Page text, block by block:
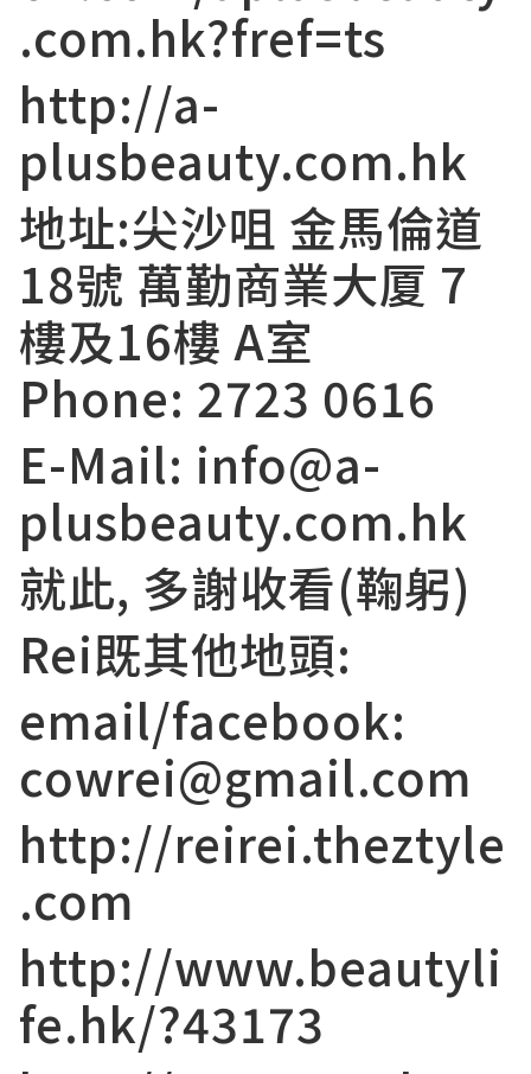
.com.hk?fref=ts
http://a-
plusbeauty.com.hk
地址:尖沙咀 金馬倫道
18號 萬勤商業大厦 7
樓及16樓 A室
Phone: 2723 0616
E-Mail: info@a-
plusbeauty.com.hk
就此, 多謝收看(鞠躬)
Rei既其他地頭:
email/facebook:
cowrei@gmail.com
http://reirei.theztyle
.com
http://www.beautyli
fe.hk/?43173